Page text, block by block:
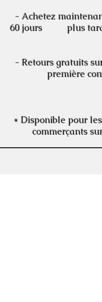
- Achetez
60 jours
- Retours gratuits
première
* Disponible pour
commerçants